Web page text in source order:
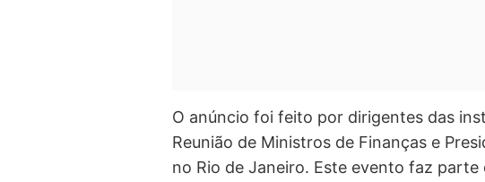
O anúncio foi feito por dirigentes das
Reunião de Ministros de Finanças e
no Rio de Janeiro. Este evento faz parte